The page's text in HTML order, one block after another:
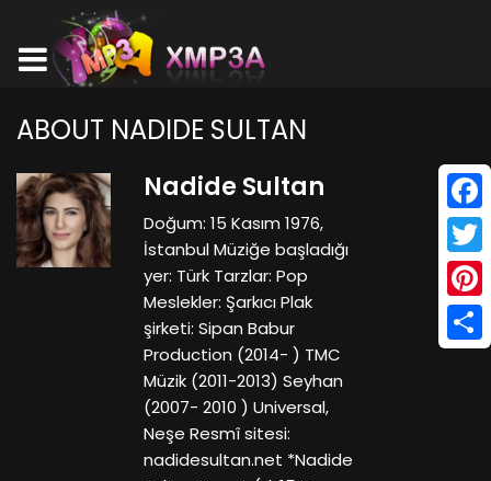
ABOUT NADIDE SULTAN
Nadide Sultan
Doğum: 15 Kasım 1976,
İstanbul Müziğe başladığı
yer: Türk Tarzlar: Pop
Meslekler: Şarkıcı Plak
şirketi: Sipan Babur
Production (2014- ) TMC
Müzik (2011-2013) Seyhan
(2007- 2010 ) Universal,
Neşe Resmî sitesi:
nadidesultan.net *Nadide